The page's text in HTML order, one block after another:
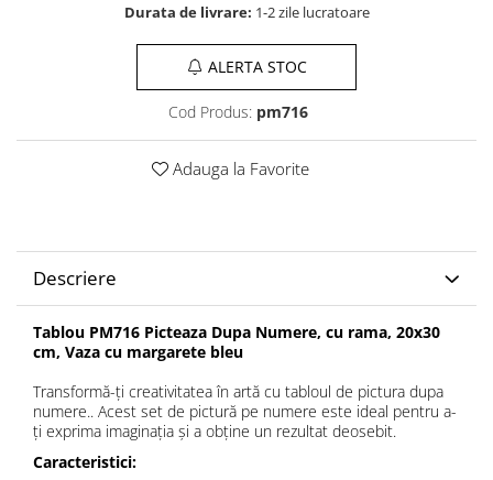
Durata de livrare: 1-2 zile lucratoare
ALERTA STOC
Cod Produs: pm716
Adauga la Favorite
Descriere
Tablou PM716 Picteaza Dupa Numere, cu rama, 20x30
cm, Vaza cu margarete bleu
Transformă-ți creativitatea în artă cu tabloul de pictura dupa
numere.. Acest set de pictură pe numere este ideal pentru a-
ți exprima imaginația și a obține un rezultat deosebit.
Caracteristici: